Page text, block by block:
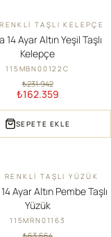
TAŞLI KELEPÇE
14 Ayar Altın Yeşil Taşlı
Kelepçe
115MBN00122C
₺231.942
₺162.359
SEPETE EKLE
RENKLI TAŞLI YÜZÜK
Ayar Altın Pembe Taşlı
Yüzük
115MRN01163